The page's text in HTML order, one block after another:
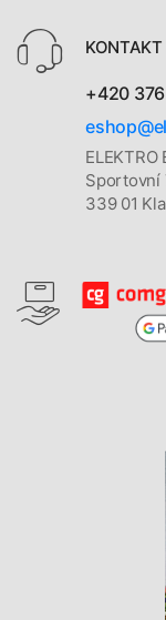
KONTAKT
+420
ELEKTRO
Sportovní
339 01